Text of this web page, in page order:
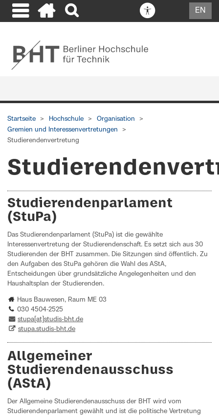
EN
Startseite Hochschule
Organisation
Gremien und Interessenvertretungen
Studierendenvertretung
Studierendenparlament
(StuPa)
Das Studierendenparlament (StuPa) ist die gewählte
Interessenvertretung der Studierendenschaft. Es setzt sich aus 30
Studierenden der BHT zusammen. Die Sitzungen sind öffentlich. Zu
den Aufgaben des StuPa gehören die Wahl des AStA,
Entscheidungen über grundsätzliche Angelegenheiten und den
Haushaltsplan der Studierenden.
Haus Bauwesen, Raum ME 03
030 4504-2525
stupa[at]studis-bht.de
stupa.studis-bht.de
Allgemeiner
Studierendenausschuss
(AStA)
Der Allgemeine Studierendenausschuss der BHT wird vom
Studierendenparlament gewählt und ist die politische Vertretung